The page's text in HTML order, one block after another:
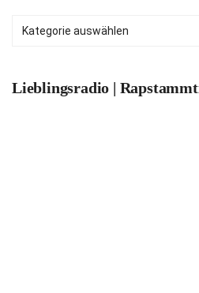
Lieblingsradio |